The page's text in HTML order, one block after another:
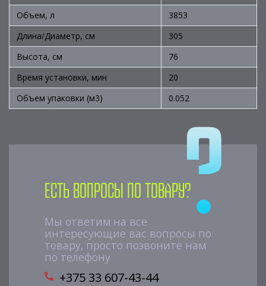
Объем, л
3853
Длина/Диаметр, см
305
Высота, см
76
Время установки, мин
20
Объем упаковки (м3)
0.052
Есть вопросы по товару?
Мы ответим на все
интересующие вас вопросы по
товару, просто позвоните нам
по телефону
+375 33 607-43-44